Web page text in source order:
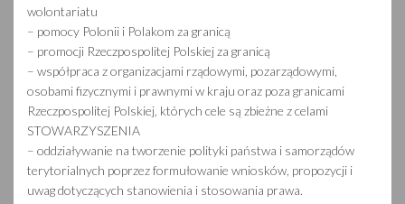
wolontariatu
– pomocy Polonii i Polakom za granicą
– promocji Rzeczpospolitej Polskiej za granicą
– współpraca z organizacjami rządowymi, pozarządowymi,
osobami fizycznymi i prawnymi w kraju oraz poza granicami
Rzeczpospolitej Polskiej, których cele są zbieżne z celami
STOWARZYSZENIA
– oddziaływanie na tworzenie polityki państwa i samorządów
terytorialnych poprzez formułowanie wniosków, propozycji i
uwag dotyczących stanowienia i stosowania prawa.